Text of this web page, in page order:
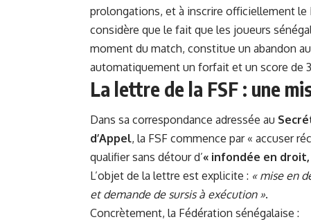
prolongations, et à inscrire officiellement le
considère que le fait que les joueurs
moment du match, constitue un abandon
automatiquement un forfait et un score de
La lettre de la FSF : une
Dans sa correspondance adressée au
d’Appel, la FSF commence par « accuser
qualifier sans détour d’« infondée en
L’objet de la lettre est explicite : « mise en
et demande de sursis à exécution ».
Concrètement, la Fédération sénégalaise :